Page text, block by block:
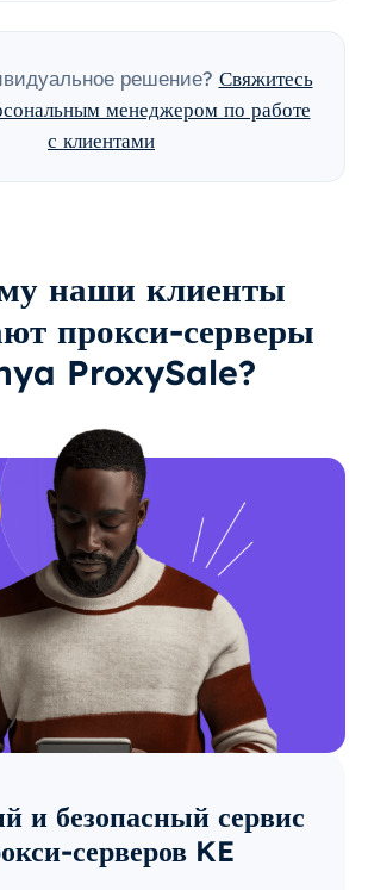
решение? Свяжитесь
менеджером по работе
с клиентами
наши клиенты
прокси-серверы
ProxySale?
и безопасный сервис
серверов KE